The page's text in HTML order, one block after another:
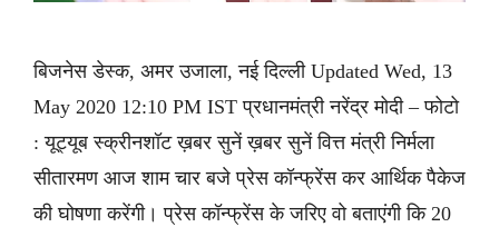
बिजनेस डेस्क, अमर उजाला, नई दिल्ली Updated Wed, 13
May 2020 12:10 PM IST प्रधानमंत्री नरेंद्र मोदी – फोटो
: यूट्यूब स्क्रीनशॉट ख़बर सुनें ख़बर सुनें वित्त मंत्री निर्मला
सीतारमण आज शाम चार बजे प्रेस कॉन्फ्रेंस कर आर्थिक पैकेज
की घोषणा करेंगी। प्रेस कॉन्फ्रेंस के जरिए वो बताएंगी कि 20